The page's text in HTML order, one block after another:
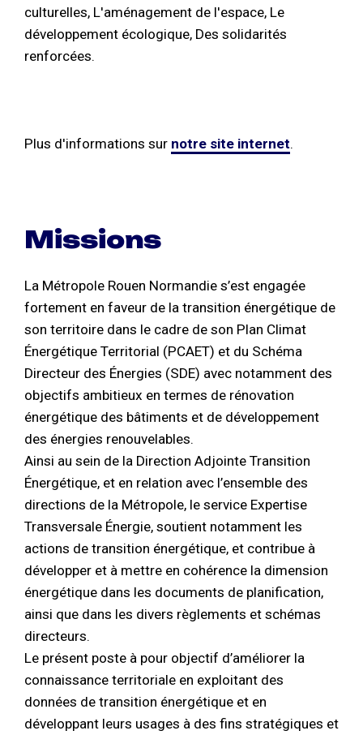
culturelles, L'aménagement de l'espace, Le
développement écologique, Des solidarités
renforcées.
Plus d'informations sur notre site internet.
Missions
La Métropole Rouen Normandie s’est engagée
fortement en faveur de la transition énergétique de
son territoire dans le cadre de son Plan Climat
Énergétique Territorial (PCAET) et du Schéma
Directeur des Énergies (SDE) avec notamment des
objectifs ambitieux en termes de rénovation
énergétique des bâtiments et de développement
des énergies renouvelables.
Ainsi au sein de la Direction Adjointe Transition
Énergétique, et en relation avec l’ensemble des
directions de la Métropole, le service Expertise
Transversale Énergie, soutient notamment les
actions de transition énergétique, et contribue à
développer et à mettre en cohérence la dimension
énergétique dans les documents de planification,
ainsi que dans les divers règlements et schémas
directeurs.
Le présent poste à pour objectif d’améliorer la
connaissance territoriale en exploitant des
données de transition énergétique et en
développant leurs usages à des fins stratégiques et